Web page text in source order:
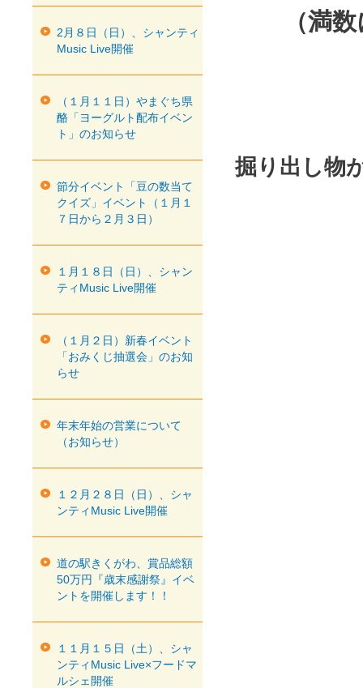
（満数
掘り出し物
2月８日（日）、シャンティ
Music Live開催
（１月１１日）やまぐち県
酪「ヨーグルト配布イベン
ト」のお知らせ
節分イベント「豆の数当て
クイズ」イベント（１月１
７日から２月３日）
１月１８日（日）、シャン
ティMusic Live開催
（１月２日）新春イベント
「おみくじ抽選会」のお知
らせ
年末年始の営業について
（お知らせ）
１２月２８日（日）、シャ
ンティMusic Live開催
道の駅きくがわ、賞品総額
50万円『歳末感謝祭』イベ
ントを開催します！！
１１月１５日（土）、シャ
ンティMusic Live×フードマ
ルシェ開催